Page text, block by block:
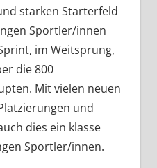
starken Starterfeld
Sportler/innen
im Weitsprung,
die 800
Mit vielen neuen
und
dies ein klasse
Sportler/innen.